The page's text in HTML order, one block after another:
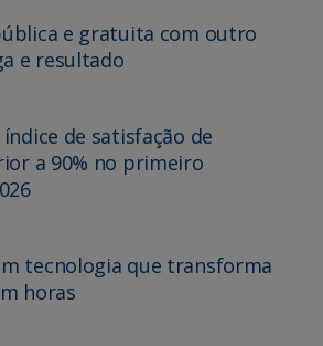
e gratuita com outro
e resultado
de satisfação de
a 90% no primeiro
tecnologia que transforma
horas